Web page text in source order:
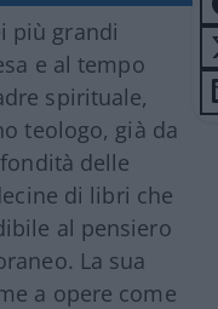
più grandi
e al tempo
spirituale,
teologo, già da
delle
di libri che
al pensiero
La sua
a opere come